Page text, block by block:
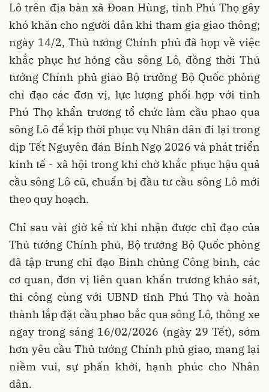
Lô trên địa bàn xã Đoan Hùng, tỉnh Phú Thọ gây
khó khăn cho người dân khi tham gia giao thông;
ngày 14/2, Thủ tướng Chính phủ đã họp về việc
khắc phục hư hỏng cầu sông Lô, đồng thời Thủ
tướng Chính phủ giao Bộ trưởng Bộ Quốc phòng
chỉ đạo các đơn vị, lực lượng phối hợp với tỉnh
Phú Thọ khẩn trương tổ chức làm cầu phao qua
sông Lô để kịp thời phục vụ Nhân dân đi lại trong
dịp Tết Nguyên đán Bính Ngọ 2026 và phát triển
kinh tế - xã hội trong khi chờ khắc phục hậu quả
cầu sông Lô cũ, chuẩn bị đầu tư cầu sông Lô mới
theo quy hoạch.
Chỉ sau vài giờ kể từ khi nhận được chỉ đạo của
Thủ tướng Chính phủ, Bộ trưởng Bộ Quốc phòng
đã tập trung chỉ đạo Binh chủng Công binh, các
cơ quan, đơn vị liên quan khẩn trương khảo sát,
thi công cùng với UBND tỉnh Phú Thọ và hoàn
thành lắp đặt cầu phao bắc qua sông Lô, thông xe
ngay trong sáng 16/02/2026 (ngày 29 Tết), sớm
hơn yêu cầu Thủ tướng Chính phủ giao, mang lại
niềm vui, sự phấn khởi, hạnh phúc cho Nhân
dân.